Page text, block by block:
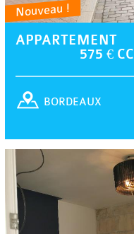
Nouveau !
APPARTEMENT
575 € CC
BORDEAUX